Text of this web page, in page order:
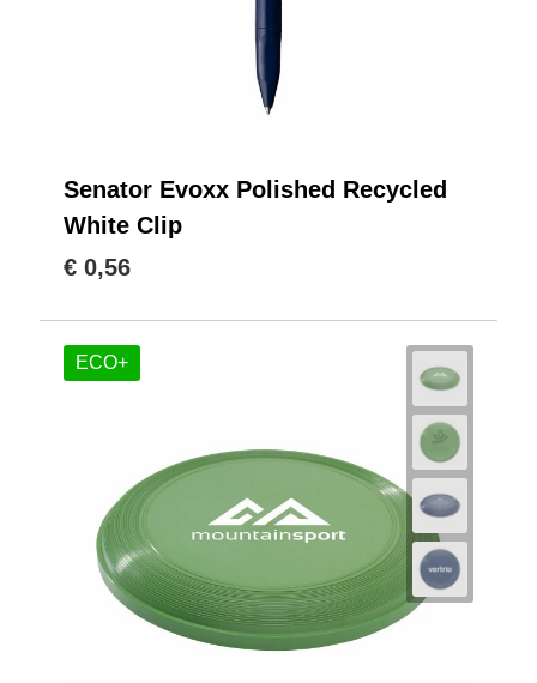
Senator Evoxx Polished Recycled
White Clip
€ 0,56
ECO+